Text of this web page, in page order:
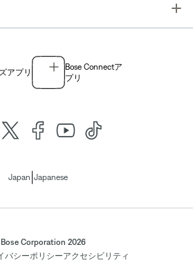
アプリ
Bose Connectア
プリ
Japan Japanese
Corporation 2026
バシーポリシーアクセシビリティ